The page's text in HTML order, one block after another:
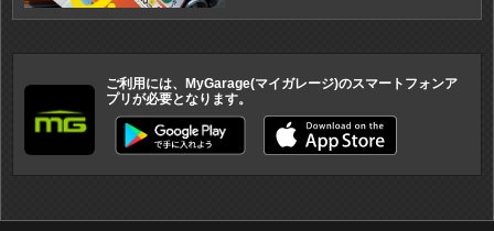
ご利用には、MyGarage(マイガレージ)のスマートフォンア
プリが必要となります。